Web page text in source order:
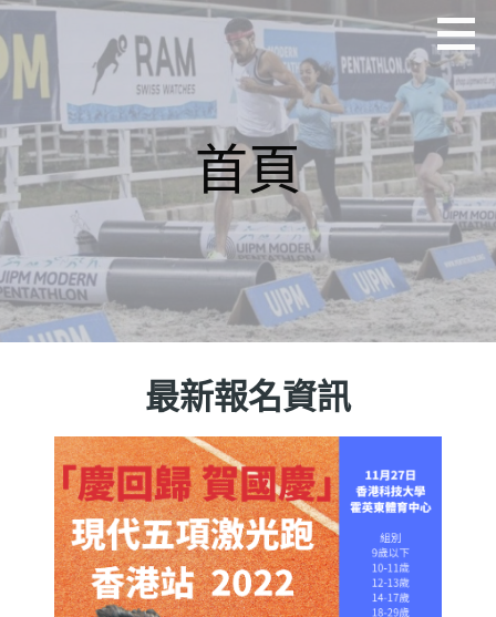
香港現代五項總會
首頁
最新報名資訊